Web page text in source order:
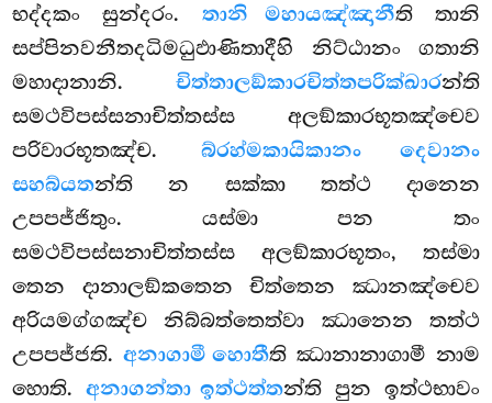
භද්දකං සුන්දරං. තානි මහායඤ්ඤානීති තානි
සප්පිනවනීතදධිමධුඵාණිතාදීහි නිට්ඨානං ගතානි
මහාදානානි. චිත්තාලඞ්කාරචිත්තපරික්ඛාරන්ති
සමථවිපස්සනාචිත්තස්ස අලඞ්කාරභූතඤ්චෙව
පරිවාරභූතඤ්ච. බ්රහ්මකායිකානං දෙවානං
සහබ්යතන්ති න සක්කා තත්ථ දානෙන
උපපජ්ජිතුං. යස්මා පන තං
සමථවිපස්සනාචිත්තස්ස අලඞ්කාරභූතං, තස්මා
තෙන දානාලඞ්කතෙන චිත්තෙන ඣානඤ්චෙව
අරියමග්ගඤ්ච නිබ්බත්තෙත්වා ඣානෙන තත්ථ
උපපජ්ජති.අනාගාමී හොතීති ඣානානාගාමී නාම
හොති.අනාගන්තා ඉත්ථත්තන්ති පුන ඉත්ථභාවං